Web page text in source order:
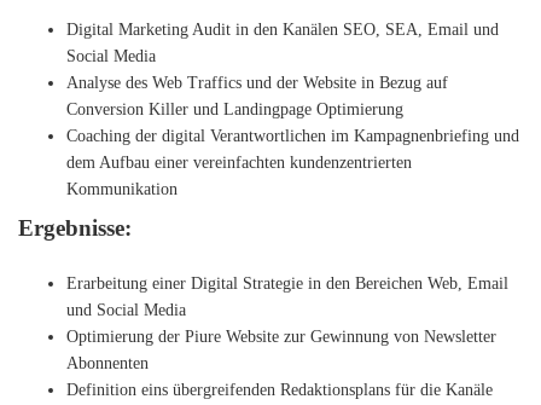
Digital Marketing Audit in den Kanälen SEO, SEA, Email und
Social Media
Analyse des Web Traffics und der Website in Bezug auf
Conversion Killer und Landingpage Optimierung
Coaching der digital Verantwortlichen im Kampagnenbriefing und
dem Aufbau einer vereinfachten kundenzentrierten
Kommunikation
Ergebnisse:
Erarbeitung einer Digital Strategie in den Bereichen Web, Email
und Social Media
Optimierung der Piure Website zur Gewinnung von Newsletter
Abonnenten
Definition eins übergreifenden Redaktionsplans für die Kanäle